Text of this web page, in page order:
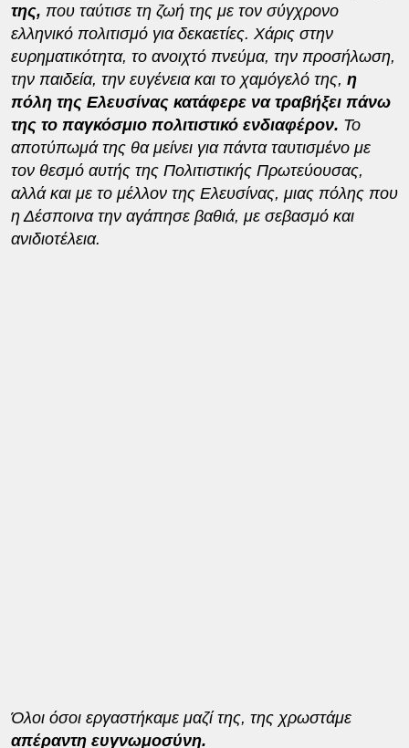
της, που ταύτισε τη ζωή της με τον σύγχρονο
ελληνικό πολιτισμό για δεκαετίες. Χάρις στην
ευρηματικότητα, το ανοιχτό πνεύμα, την προσήλωση,
την παιδεία, την ευγένεια και το χαμόγελό της, η
πόλη της Ελευσίνας κατάφερε να τραβήξει πάνω
της το παγκόσμιο πολιτιστικό ενδιαφέρον. Το
αποτύπωμά της θα μείνει για πάντα ταυτισμένο με
τον θεσμό αυτής της Πολιτιστικής Πρωτεύουσας,
αλλά και με το μέλλον της Ελευσίνας, μιας πόλης που
η Δέσποινα την αγάπησε βαθιά, με σεβασμό και
ανιδιοτέλεια.
Όλοι όσοι εργαστήκαμε μαζί της, της χρωστάμε
απέραντη ευγνωμοσύνη.